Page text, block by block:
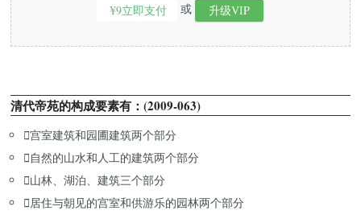
¥9立即支付 或 升级VIP
清代帝苑的构成要素有：(2009-063)
宫室建筑和园圃建筑两个部分
自然的山水和人工的建筑两个部分
山林、湖泊、建筑三个部分
居住与朝见的宫室和供游乐的园林两个部分